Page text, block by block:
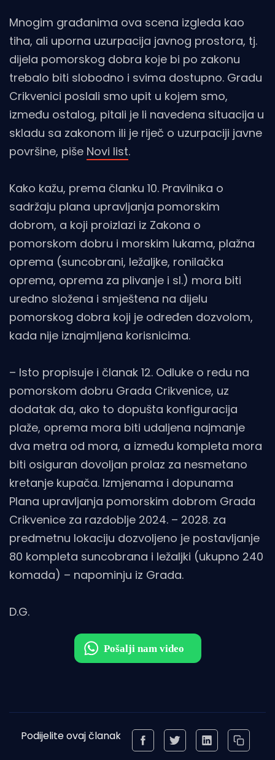
Mnogim građanima ova scena izgleda kao
tiha, ali uporna uzurpacija javnog prostora, tj.
dijela pomorskog dobra koje bi po zakonu
trebalo biti slobodno i svima dostupno. Gradu
Crikvenici poslali smo upit u kojem smo,
između ostalog, pitali je li navedena situacija u
skladu sa zakonom ili je riječ o uzurpaciji javne
površine, piše Novi list.
Kako kažu, prema članku 10. Pravilnika o
sadržaju plana upravljanja pomorskim
dobrom, a koji proizlazi iz Zakona o
pomorskom dobru i morskim lukama, plažna
oprema (suncobrani, ležaljke, ronilačka
oprema, oprema za plivanje i sl.) mora biti
uredno složena i smještena na dijelu
pomorskog dobra koji je određen dozvolom,
kada nije iznajmljena korisnicima.
– Isto propisuje i članak 12. Odluke o redu na
pomorskom dobru Grada Crikvenice, uz
dodatak da, ako to dopušta konfiguracija
plaže, oprema mora biti udaljena najmanje
dva metra od mora, a između kompleta mora
biti osiguran dovoljan prolaz za nesmetano
kretanje kupača. Izmjenama i dopunama
Plana upravljanja pomorskim dobrom Grada
Crikvenice za razdoblje 2024. – 2028. za
predmetnu lokaciju dozvoljeno je postavljanje
80 kompleta suncobrana i ležaljki (ukupno 240
komada) – napominju iz Grada.
D.G.
Podijelite ovaj članak